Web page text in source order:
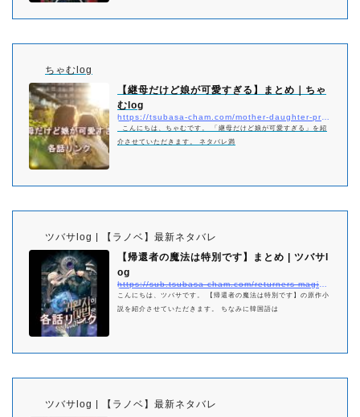
ちゃむlog
【継母だけど娘が可愛すぎる】まとめ｜ちゃ
むlog
こんにちは、ちゃむです。 「継母だけど娘が可愛すぎる」を紹
介させていただきます。 ネタバレ満
ツバサlog | 【ラノベ】最新ネタバレ
【帰還者の魔法は特別です】まとめ | ツバサl
og
こんにちは、ツバサです。 【帰還者の魔法は特別です】の原作小
説を紹介させていただきます。 ちなみに韓国語は
ツバサlog | 【ラノベ】最新ネタバレ